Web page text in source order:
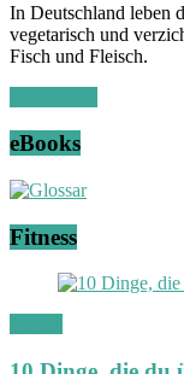
t
ä
t
In Deutschland leben
vegetarisch und
Fisch und Fleisch.
eBooks
Fitness